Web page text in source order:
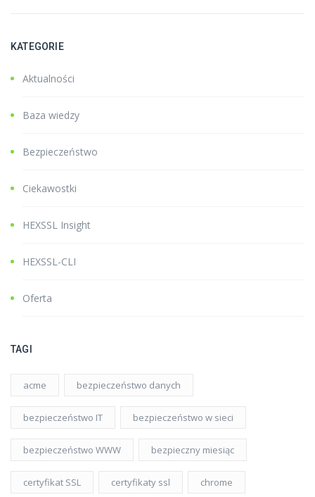
KATEGORIE
Aktualności
Baza wiedzy
Bezpieczeństwo
Ciekawostki
HEXSSL Insight
HEXSSL-CLI
Oferta
TAGI
acme bezpieczeństwo danych
bezpieczeństwo IT bezpieczeństwo w sieci
bezpieczeństwo WWW bezpieczny miesiąc
certyfikat SSL certyfikaty ssl chrome